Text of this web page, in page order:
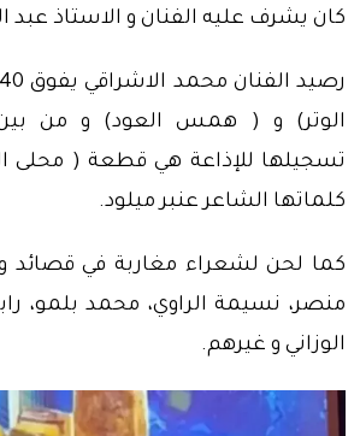
كان يشرف عليه الفنان و الاستاذ عبد
الوتر) و ( همس العود) و من
تسجيلها للإذاعة هي قطعة ( محلى
كلماتها الشاعر عنبر ميلود.
كما لحن لشعراء مغاربة في قصائد
منصر، نسيمة الراوي، محمد بلمو،
الوزاني و غيرهم.